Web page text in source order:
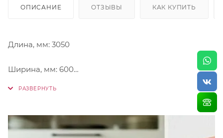
ОПИСАНИЕ ОТЗЫВЫ КАК КУПИТЬ
Длина, мм: 3050
Ширина, мм: 600
Серия декора: Universal